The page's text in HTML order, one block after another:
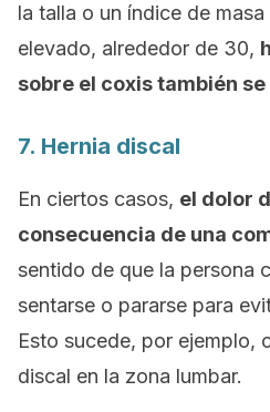
la talla o un índice de
elevado, alrededor de 30,
sobre el coxis también
7. Hernia discal
En ciertos casos, el dolor
consecuencia de una
sentido de que la persona
sentarse o pararse para
Esto sucede, por ejemplo,
discal en la zona lumbar.